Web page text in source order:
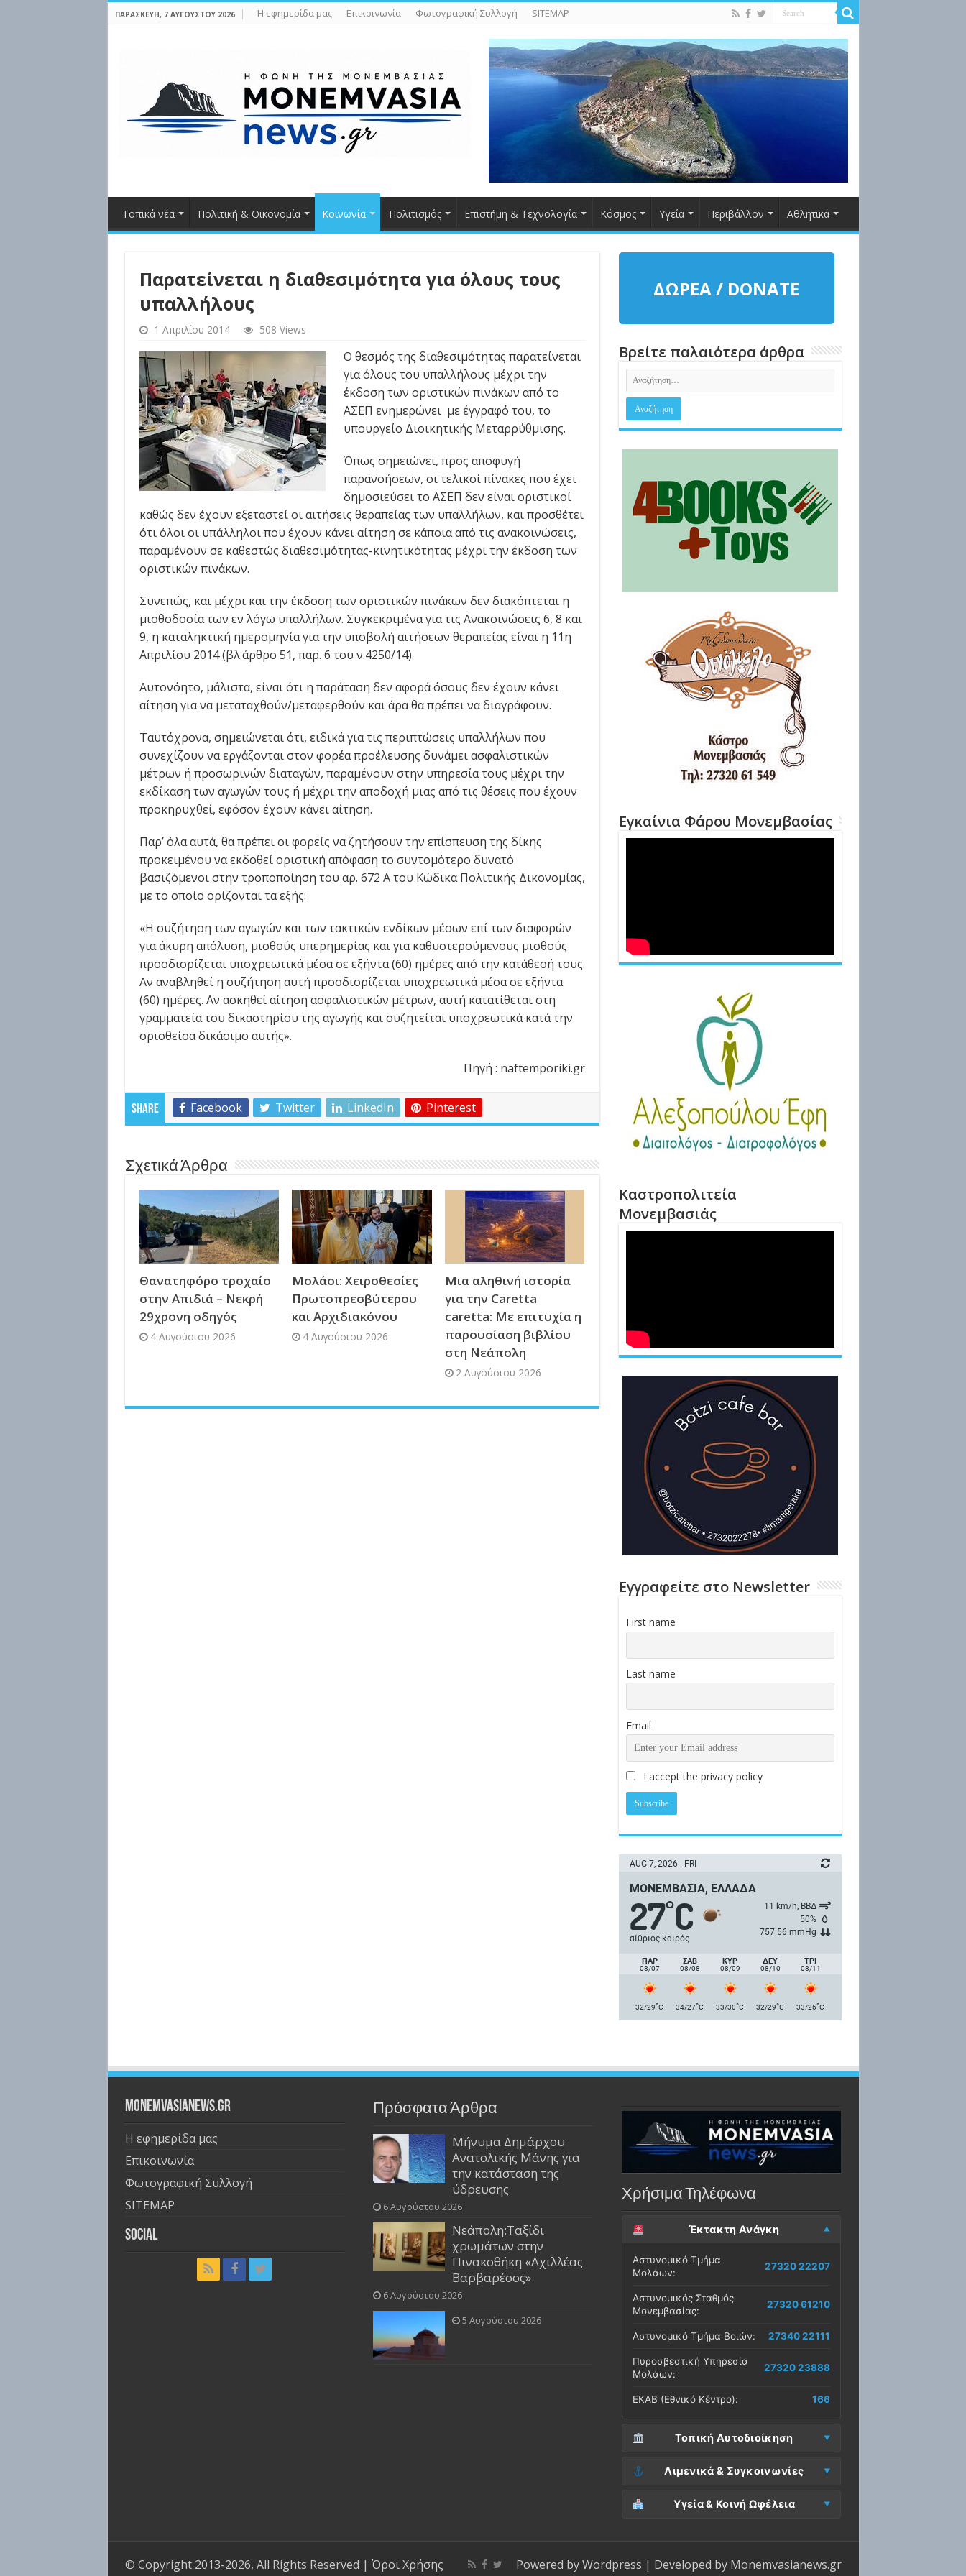
ΠΑΡΑΣΚΕΥΉ, 7 ΑΥΓΟΎΣΤΟΥ 2026 Η εφημερίδα μας Επικοινωνία Φωτογραφική Συλλογή SITEMAP
Τοπικά νέα Πολιτική & Οικονομία Κοινωνία Πολιτισμός Επιστήμη & Τεχνολογία Κόσμος Υγεία Περιβάλλον Αθλητικά
Παρατείνεται η διαθεσιμότητα για όλους τους
υπαλλήλους
1 Απριλίου 2014 508 Views
Ο θεσμός της διαθεσιμότητας παρατείνεται
για όλους του υπαλλήλους μέχρι την
έκδοση των οριστικών πινάκων από το
ΑΣΕΠ ενημερώνει με έγγραφό του, το
υπουργείο Διοικητικής Μεταρρύθμισης.
Όπως σημειώνει, προς αποφυγή
παρανοήσεων, οι τελικοί πίνακες που έχει
δημοσιεύσει το ΑΣΕΠ δεν είναι οριστικοί
καθώς δεν έχουν εξεταστεί οι αιτήσεις θεραπείας των υπαλλήλων, και προσθέτει
ότι όλοι οι υπάλληλοι που έχουν κάνει αίτηση σε κάποια από τις ανακοινώσεις,
παραμένουν σε καθεστώς διαθεσιμότητας-κινητικότητας μέχρι την έκδοση των
οριστικών πινάκων.
Συνεπώς, και μέχρι και την έκδοση των οριστικών πινάκων δεν διακόπτεται η
μισθοδοσία των εν λόγω υπαλλήλων. Συγκεκριμένα για τις Ανακοινώσεις 6, 8 και
9, η καταληκτική ημερομηνία για την υποβολή αιτήσεων θεραπείας είναι η 11η
Απριλίου 2014 (βλ.άρθρο 51, παρ. 6 του ν.4250/14).
Αυτονόητο, μάλιστα, είναι ότι η παράταση δεν αφορά όσους δεν έχουν κάνει
αίτηση για να μεταταχθούν/μεταφερθούν και άρα θα πρέπει να διαγράφουν.
Ταυτόχρονα, σημειώνεται ότι, ειδικά για τις περιπτώσεις υπαλλήλων που
συνεχίζουν να εργάζονται στον φορέα προέλευσης δυνάμει ασφαλιστικών
μέτρων ή προσωρινών διαταγών, παραμένουν στην υπηρεσία τους μέχρι την
εκδίκαση των αγωγών τους ή μέχρι την αποδοχή μιας από τις θέσεις που έχουν
προκηρυχθεί, εφόσον έχουν κάνει αίτηση.
Παρ’ όλα αυτά, θα πρέπει οι φορείς να ζητήσουν την επίσπευση της δίκης
προκειμένου να εκδοθεί οριστική απόφαση το συντομότερο δυνατό
βασιζόμενοι στην τροποποίηση του αρ. 672 Α του Κώδικα Πολιτικής Δικονομίας,
με το οποίο ορίζονται τα εξής:
«Η συζήτηση των αγωγών και των τακτικών ενδίκων μέσων επί των διαφορών
για άκυρη απόλυση, μισθούς υπερημερίας και για καθυστερούμενους μισθούς
προσδιορίζεται υποχρεωτικά μέσα σε εξήντα (60) ημέρες από την κατάθεσή τους.
Αν αναβληθεί η συζήτηση αυτή προσδιορίζεται υποχρεωτικά μέσα σε εξήντα
(60) ημέρες. Αν ασκηθεί αίτηση ασφαλιστικών μέτρων, αυτή κατατίθεται στη
γραμματεία του δικαστηρίου της αγωγής και συζητείται υποχρεωτικά κατά την
ορισθείσα δικάσιμο αυτής».
Πηγή : naftemporiki.gr
Share Facebook Twitter LinkedIn Pinterest
Σχετικά Άρθρα
Θανατηφόρο τροχαίο
στην Απιδιά – Νεκρή
29χρονη οδηγός
4 Αυγούστου 2026
Μολάοι: Χειροθεσίες
Πρωτοπρεσβύτερου
και Αρχιδιακόνου
4 Αυγούστου 2026
Μια αληθινή ιστορία
για την Caretta
caretta: Με επιτυχία η
παρουσίαση βιβλίου
στη Νεάπολη
2 Αυγούστου 2026
ΔΩΡΕΑ / DONATE
Βρείτε παλαιότερα άρθρα
Εγκαίνια Φάρου Μονεμβασίας
Καστροπολιτεία
Μονεμβασιάς
Εγγραφείτε στο Newsletter
First name
Last name
Email
I accept the privacy policy
AUG 7, 2026 - FRI
ΜΟΝΕΜΒΑΣΙΆ, ΕΛΛΆΔΑ
27°C
αίθριος καιρός
11 km/h, ΒΒΔ
50%
757.56 mmHg
ΠΑΡ
08/07
ΣΑΒ
08/08
ΚΥΡ
08/09
ΔΕΥ
08/10
ΤΡΙ
08/11
32/29°C 34/27°C 33/30°C 32/29°C 33/26°C
Monemvasianews.gr
Η εφημερίδα μας
Επικοινωνία
Φωτογραφική Συλλογή
SITEMAP
Social
Πρόσφατα Άρθρα
Μήνυμα Δημάρχου
Ανατολικής Μάνης για
την κατάσταση της
ύδρευσης
6 Αυγούστου 2026
Νεάπολη:Ταξίδι
χρωμάτων στην
Πινακοθήκη «Αχιλλέας
Βαρβαρέσος»
6 Αυγούστου 2026
5 Αυγούστου 2026
Χρήσιμα Τηλέφωνα
Έκτακτη Ανάγκη
Αστυνομικό Τμήμα
Μολάων:
27320 22207
Αστυνομικός Σταθμός
Μονεμβασίας:
27320 61210
Αστυνομικό Τμήμα Βοιών: 27340 22111
Πυροσβεστική Υπηρεσία
Μολάων:
27320 23888
ΕΚΑΒ (Εθνικό Κέντρο): 166
Τοπική Αυτοδιοίκηση
Δήμος Μονεμβασίας
(Έδρα):
27323 60500
Δ.Ε. Μονεμβασίας
27323 60019
ΚΕΠ Μονεμβασίας: 27323 60031
Λιμενικά & Συγκοινωνίες
Λιμεναρχείο
Μονεμβασίας:
27320 61266
ΚΤΕΛ Λακωνίας (Σταθμός
Μολάων):
27320 22209
Υγεία & Κοινή Ωφέλεια
Powered byWordpress | Developed by Monemvasianews.gr
© Copyright 2013-2026, All Rights Reserved | Όροι Χρήσης